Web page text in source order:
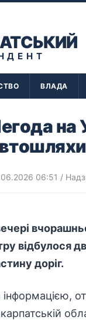
ВЛАДА
на
06:51 /
відбулося
доріг.
інформацією,